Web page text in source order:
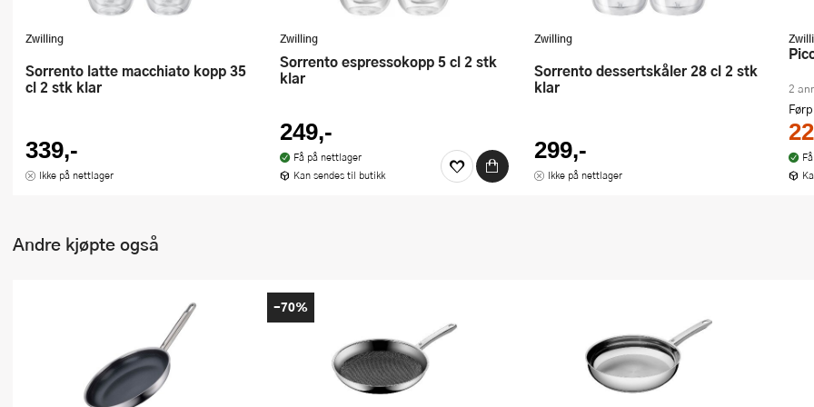
Zwilling
Sorrento latte macchiato kopp 35
cl 2 stk klar
339,-
Ikke på nettlager
Zwilling
Sorrento espressokopp 5 cl 2 stk
klar
249,-
Få på nettlager
Kan sendes til butikk
Zwilling
Sorrento dessertskåler 28 cl 2 stk
klar
299,-
Ikke på nettlager
2
Andre kjøpte også
-70%